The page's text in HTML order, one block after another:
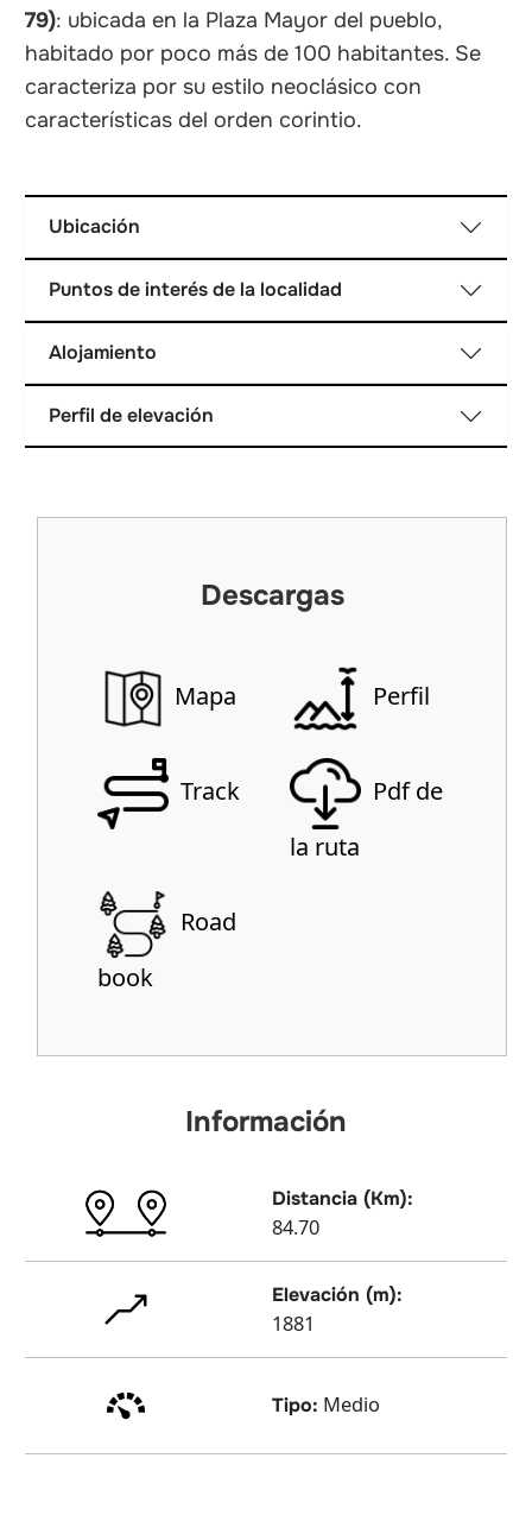
79): ubicada en la Plaza Mayor del pueblo,
habitado por poco más de 100 habitantes. Se
caracteriza por su estilo neoclásico con
características del orden corintio.
Ubicación
Puntos de interés de la localidad
Alojamiento
Perfil de elevación
Descargas
Mapa Perfil
Track
Pdf de
la ruta
Road
book
Información
Distancia (Km):
84.70
Elevación (m):
1881
Tipo: Medio